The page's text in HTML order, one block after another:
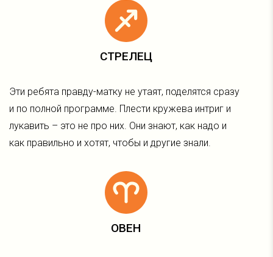
СТРЕЛЕЦ
Эти ребята правду-матку не утаят, поделятся сразу
и по полной программе. Плести кружева интриг и
лукавить – это не про них. Они знают, как надо и
как правильно и хотят, чтобы и другие знали.
ОВЕН